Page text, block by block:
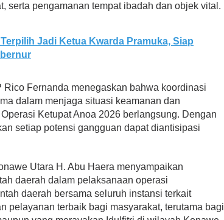
serta pengamanan tempat ibadah dan objek vital.
Jadi Ketua Kwarda Pramuka, Siap
Rico Fernanda menegaskan bahwa koordinasi
dalam menjaga situasi keamanan dan
Ketupat Anoa 2026 berlangsung. Dengan
setiap potensi gangguan dapat diantisipasi
Utara H. Abu Haera menyampaikan
daerah dalam pelaksanaan operasi
daerah bersama seluruh instansi terkait
pelayanan terbaik bagi masyarakat, terutama bagi